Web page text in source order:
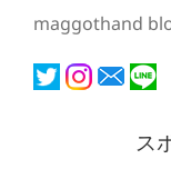
maggothand
ス